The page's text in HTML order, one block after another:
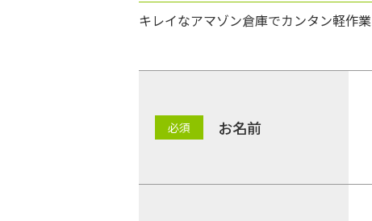
キレイなアマゾン倉庫でカンタン軽作業
お名前